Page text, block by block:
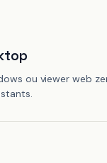
ou viewer web